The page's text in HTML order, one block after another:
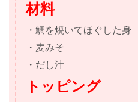
材料
・鯛を焼いてほぐした身
・麦みそ
・だし汁
トッピング